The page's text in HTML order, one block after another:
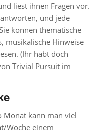
liest ihnen Fragen vor.
und jede
können thematische
musikalische Hinweise
(Ihr habt doch
Trivial Pursuit im
kann man viel
Woche einem